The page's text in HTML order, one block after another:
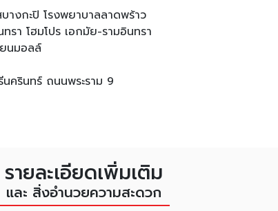
างกะปิ โรงพยาบาลลาดพร้าว
รา โฮมโปร เอกมัย-รามอินทรา
นมอลล์
ครินทร์ ถนนพระราม 9
รายละเอียดเพิ่มเติม
และ สิ่งอำนวยความสะดวก